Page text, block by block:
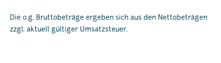
Die o.g. Bruttobeträge ergeben sich aus den Nettobeträgen
zzgl. aktuell gültiger Umsatzsteuer.